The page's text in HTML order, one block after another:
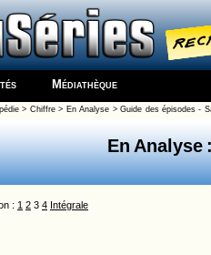
Médiathèque
> Chiffre> En Analyse >Guide des épisodes -
En Analyse
: 1 2 3 4 Intégrale